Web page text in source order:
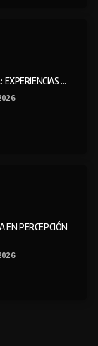
...
EN PERCEPCIÓN